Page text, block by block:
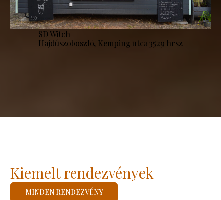
SD Witch
Hajdúszoboszló, Kemping utca 3529 hrsz
Kiemelt rendezvények
MINDEN RENDEZVÉNY